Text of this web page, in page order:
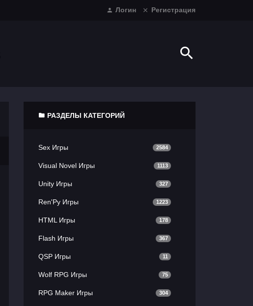
Логин Регистрация
РАЗДЕЛЫ КАТЕГОРИЙ
Sex Игры 2584
Visual Novel Игры 1113
Unity Игры 327
Ren'Py Игры 1223
HTML Игры 178
Flash Игры 367
QSP Игры 11
Wolf RPG Игры 75
RPG Maker Игры 304